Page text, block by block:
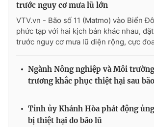
trước nguy cơ mưa lũ lớn
VTV.vn - Bão số 11 (Matmo) vào Biển
phức tạp với hai kịch bản khác nhau,
trước nguy cơ mưa lũ diện rộng, cực
Ngành Nông nghiệp và Môi
trương khắc phục thiệt hại sau
Tỉnh ủy Khánh Hòa phát động
bị thiệt hại do bão lũ